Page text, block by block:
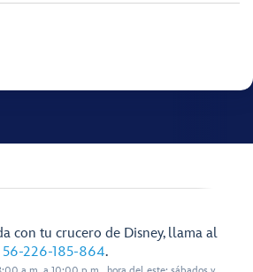
con tu crucero de Disney, llama al
56-226-185-864.